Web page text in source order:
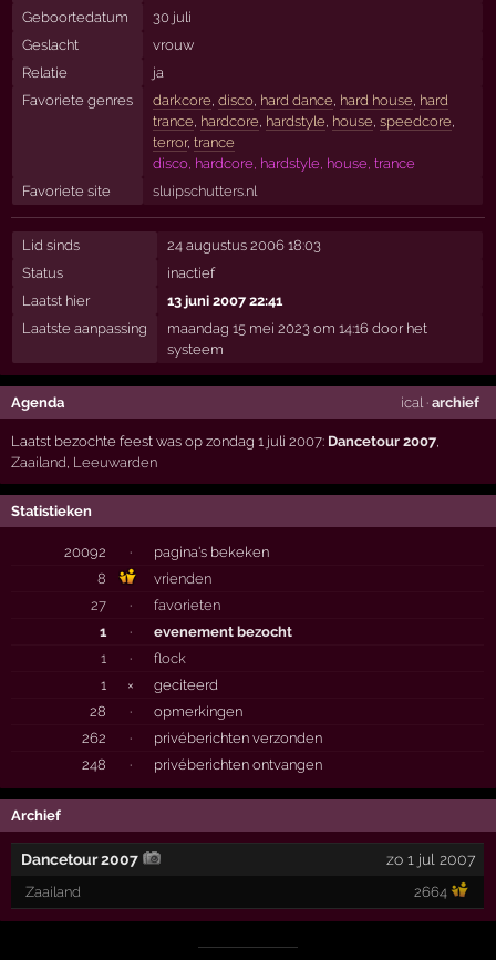
Geboortedatum
30 juli
Geslacht
vrouw
Relatie
ja
Favoriete genres
darkcore, disco, hard dance, hard house, hard
trance, hardcore, hardstyle, house, speedcore,
terror, trance
disco, hardcore, hardstyle, house, trance
Favoriete site
sluipschutters.nl
Lid sinds
24 augustus 2006 18:03
Status
inactief
Laatst hier
13 juni 2007 22:41
Laatste aanpassing
maandag 15 mei 2023 om 14:16 door het
systeem
Agenda ical· archief
Laatst bezochte feest was op zondag 1 juli 2007: Dancetour 2007
Zaailand Leeuwarden
Statistieken
20092 ·
pagina's bekeken
8
vrienden
27
·
favorieten
1
·
evenement bezocht
1
·
flock
1
×
geciteerd
28
·
opmerkingen
262
·
privéberichten verzonden
248
· privéberichten ontvangen
Archief
Dancetour 2007 zo 1 jul 2007
Zaailand 2664